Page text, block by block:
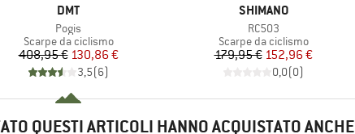
MARCHIO
DMT
Articolo
Pogis
Gruppo di prodotti
Scarpe da ciclismo
Prezzo
408,95 €Prezzo ridotto
130,86 €
3,5(6)
MARCHIO
SHIMANO
Articolo
RC503
Gruppo di prodotti
Scarpe da ciclismo
Prezzo
179,95 €Prezzo ridotto
152,96 €
0,0(0)
QUESTI ARTICOLI HANNO ACQUISTATO ANCHE